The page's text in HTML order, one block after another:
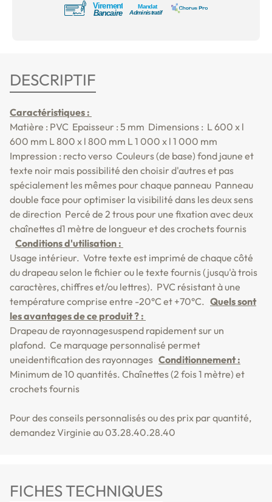
DESCRIPTIF
Caractéristiques :
Matière : PVC Epaisseur : 5 mm Dimensions : L 600 x l
600 mm L 800 x l 800 mm L 1 000 x l 1 000 mm
Impression : recto verso Couleurs (de base) fond jaune et
texte noir mais possibilité den choisir d'autres et pas
spécialement les mêmes pour chaque panneau Panneau
double face pour optimiser la visibilité dans les deux sens
de direction Percé de 2 trous pour une fixation avec deux
chaînettes d1 mètre de longueur et des crochets fournis
Conditions d'utilisation :
Usage intérieur. Votre texte est imprimé de chaque côté
du drapeau selon le fichier ou le texte fournis (jusqu'à trois
caractères, chiffres et/ou lettres). PVC résistant à une
température comprise entre -20°C et +70°C. Quels sont
les avantages de ce produit ? :
Drapeau de rayonnagesuspend rapidement sur un
plafond. Ce marquage personnalisé permet
uneidentification des rayonnages Conditionnement :
Minimum de 10 quantités. Chaînettes (2 fois 1 mètre) et
crochets fournis
Pour des conseils personnalisés ou des prix par quantité,
demandez Virginie au 03.28.40.28.40
FICHES TECHNIQUES